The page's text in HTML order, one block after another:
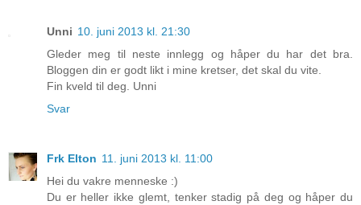
Unni 10. juni 2013 kl. 21:30
Gleder meg til neste innlegg og håper du har det bra.
Bloggen din er godt likt i mine kretser, det skal du vite.
Fin kveld til deg. Unni
Svar
Frk Elton 11. juni 2013 kl. 11:00
Hei du vakre menneske :)
Du er heller ikke glemt, tenker stadig på deg og håper du